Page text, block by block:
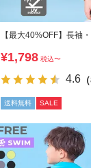
【最大40%OFF】長袖
ップ水着
¥1,798 税込〜
4.6（
送料無料 SALE